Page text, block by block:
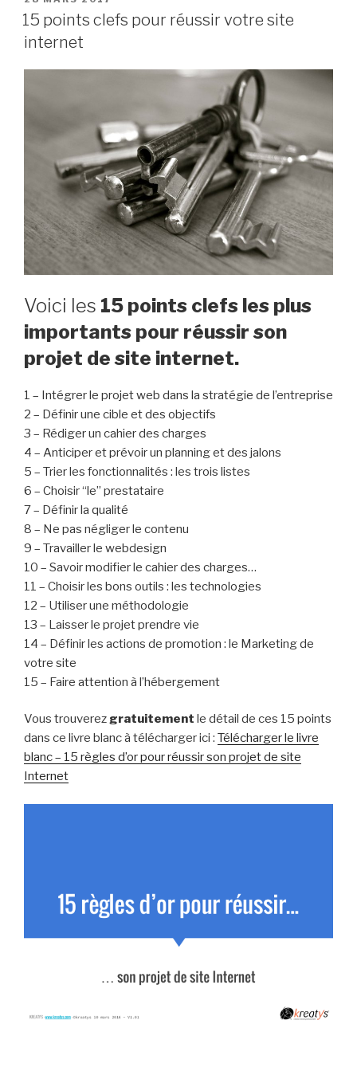
LE
15 points clefs pour réussir votre site
internet
Voici les 15 points clefs les plus
importants pour réussir son
projet de site internet.
1 – Intégrer le projet web dans la stratégie de l’entreprise
2 – Définir une cible et des objectifs
3 – Rédiger un cahier des charges
4 – Anticiper et prévoir un planning et des jalons
5 – Trier les fonctionnalités : les trois listes
6 – Choisir “le” prestataire
7 – Définir la qualité
8 – Ne pas négliger le contenu
9 – Travailler le webdesign
10 – Savoir modifier le cahier des charges…
11 – Choisir les bons outils : les technologies
12 – Utiliser une méthodologie
13 – Laisser le projet prendre vie
14 – Définir les actions de promotion : le Marketing de
votre site
15 – Faire attention à l’hébergement
Vous trouverezgratuitement le détail de ces 15 points
dans ce livre blanc à télécharger ici : Télécharger le livre
blanc – 15 règles d’or pour réussir son projet de site
Internet